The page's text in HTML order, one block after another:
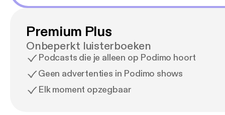
Premium Plus
Onbeperkt luisterboeken
Podcasts die je alleen op Podimo hoort
Geen advertenties in Podimo shows
Elk moment opzegbaar